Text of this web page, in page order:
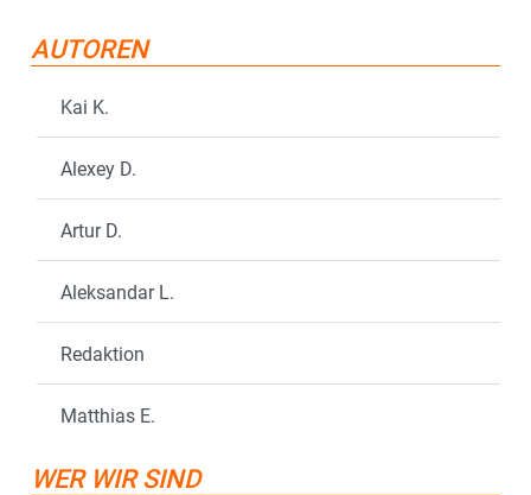
AUTOREN
Kai K.
Alexey D.
Artur D.
Aleksandar L.
Redaktion
Matthias E.
WER WIR SIND